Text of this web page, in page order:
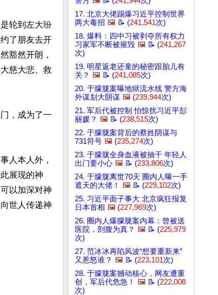
轮到左大玢
了朋友去开
豁然开朗，
慈大悲、救
，成为了一
人本人外，
展现的神
以加深对神
世人传递神
17. 北京大佬踢爆习近平控制世界
两大毒招 🖼️ 📝 (241,541次)
18. 爆料：四中习被剥夺所有权力
习家军不断被摧毁 🖼️ 📝 (241,267
次)
19. 明星返老还童的秘密跟胎儿有
关？ 🖼️ 📝 (241,085次)
20. 于朦胧案曝地狱流水线 警方海
外谋划大阴谋 🖼️ (239,944次)
21. 军后代被控制 怕惊扰习近平彭
丽媛？ 🖼️ 📝 (238,515次)
22. 于朦胧案背后的蔡姓阴谋与
731符号 🖼️ (235,274次)
23. 于朦胧全身血液被抽干 年轻人
出门要小心 🖼️ 📝 (233,806次)
24. 于朦胧离世70天 圈内人曝一手
遮天的大佬！
🖼️ 📝 (229,102次)
25. 习近平面子事大 北京疯狂报复
日本首相 🖼️ (227,969次)
26. 圈内人爆朦胧案内幕：曾被送
医院，剖腹为真？ 🖼️ 📝 (225,979
次)
27. 范冰冰再陷风波“想要重新来”
又惹怒谁？ 🖼️ 📝 (223,101次)
28. 于朦胧案撼动核心，网友遭重
创，军后代危急！
🖼️ 📝 (222,008
次)